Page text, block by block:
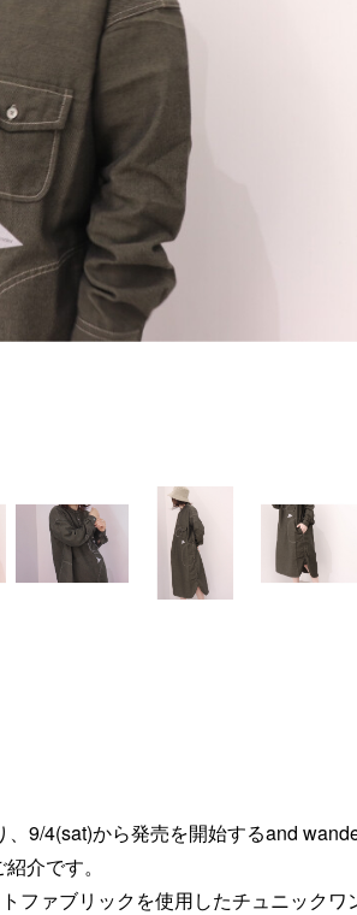
9/4(sat)から発売を開始するand
介です。
ファブリックを使用したチュニックワ